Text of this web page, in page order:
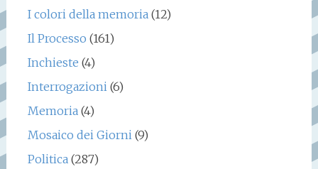
I colori della memoria (12)
Il Processo (161)
Inchieste (4)
Interrogazioni (6)
Memoria (4)
Mosaico dei Giorni (9)
Politica (287)